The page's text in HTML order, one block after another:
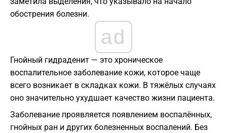
обострения болезни.
ad
Гнойный гидраденит — это хроническое
воспалительное заболевание кожи, которое чаще
всего возникает в складках кожи. В тяжёлых случаях
оно значительно ухудшает качество жизни пациента.
Заболевание проявляется появлением воспалённых,
гнойных ран и других болезненных воспалений. Без